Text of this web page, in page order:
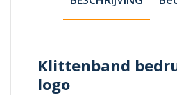
Klittenband
logo